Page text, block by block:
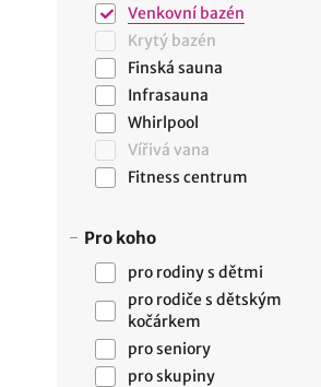
Venkovní bazén
Krytý bazén
Finská sauna
Infrasauna
Whirlpool
Vířivá vana
Fitness centrum
Pro koho
pro rodiny s dětmi
pro rodiče s dětským
kočárkem
pro seniory
pro skupiny